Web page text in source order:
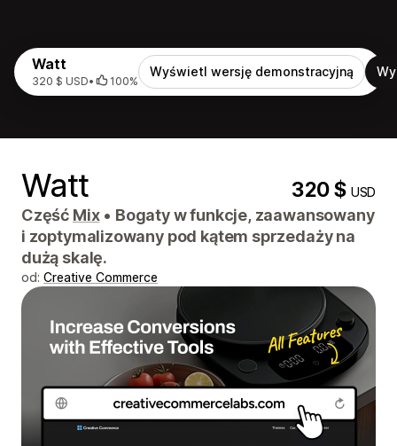
Watt
320 $ USD• 100%
Wyświetl wersję demonstracyjną
Watt 320 $USD
Część Mix • Bogaty w funkcje, zaawansowany
i zoptymalizowany pod kątem sprzedaży na
dużą skalę.
od: Creative Commerce